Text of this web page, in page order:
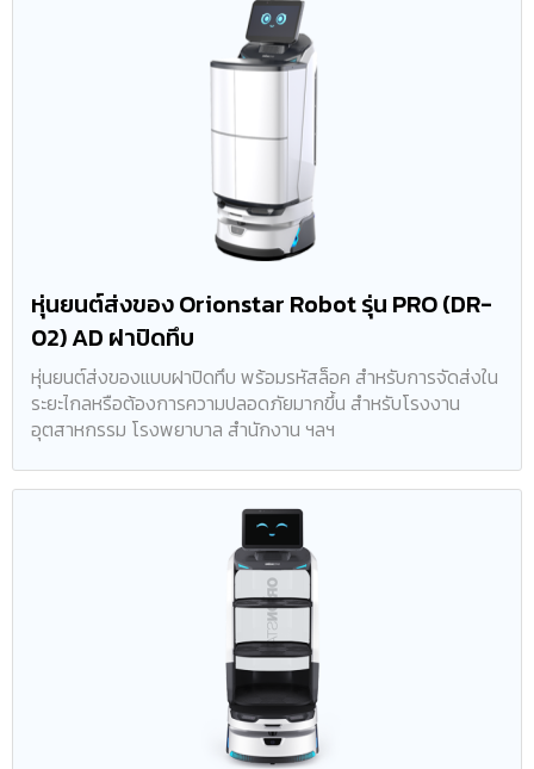
หุ่นยนต์ส่งของ Orionstar Robot รุ่น PRO (DR-
02) AD ฝาปิดทึบ
หุ่นยนต์ส่งของแบบฝาปิดทึบ พร้อมรหัสล็อค สำหรับการจัดส่งใน
ระยะไกลหรือต้องการความปลอดภัยมากขึ้น สำหรับโรงงาน
อุตสาหกรรม โรงพยาบาล สำนักงาน ฯลฯ